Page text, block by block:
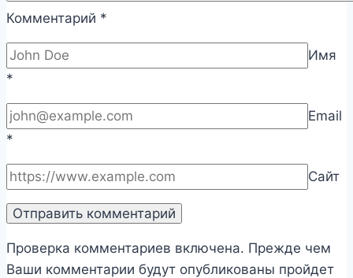
Комментарий *
Имя
*
Email
*
Сайт
Проверка комментариев включена. Прежде чем
Ваши комментарии будут опубликованы пройдет